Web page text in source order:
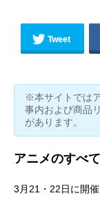
Tweet
※本サイトでは
事内および商品
があります。
アニメのすべ
3月21・22日に開